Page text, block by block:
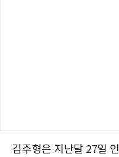
김주형은 지난달 27일